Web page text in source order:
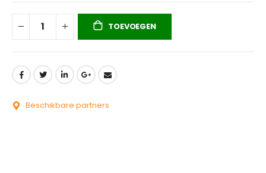
TOEVOEGEN
Beschikbare partners